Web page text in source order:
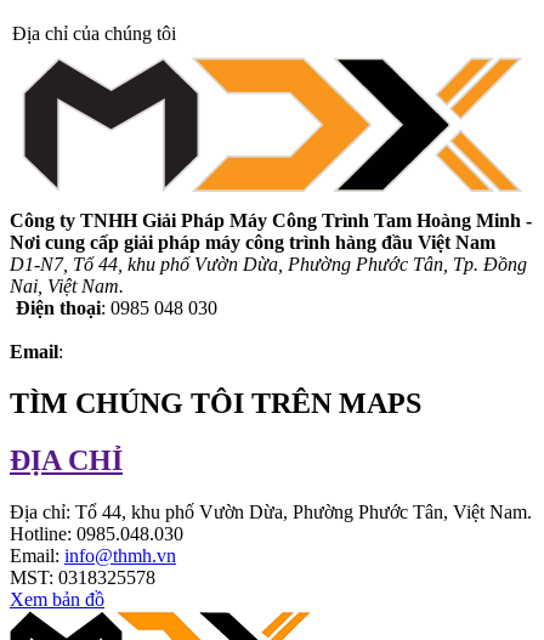
Địa chỉ của chúng tôi
Công ty TNHH Giải Pháp Máy Công Trình Tam Hoàng Minh -
Nơi cung cấp giải pháp máy công trình hàng đầu Việt Nam
D1-N7, Tổ 44, khu phố Vườn Dừa, Phường Phước Tân, Tp. Đồng
Nai, Việt Nam.
Điện thoại: 0985 048 030
Email:
TÌM CHÚNG TÔI TRÊN MAPS
ĐỊA CHỈ
Địa chỉ: Tổ 44, khu phố Vườn Dừa, Phường Phước Tân, Việt Nam.
Hotline: 0985.048.030
Email: info@thmh.vn
MST: 0318325578
Xem bản đồ